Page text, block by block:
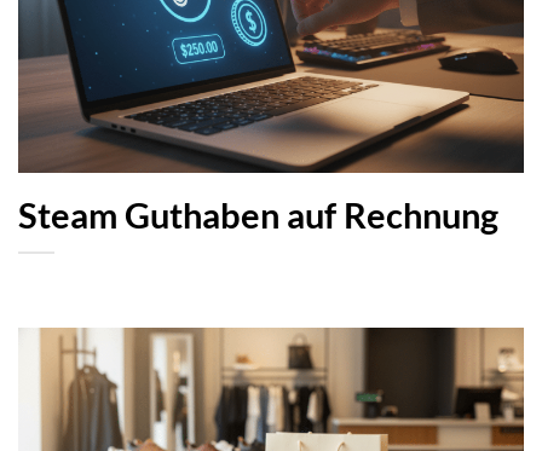
Steam Guthaben auf Rechnung